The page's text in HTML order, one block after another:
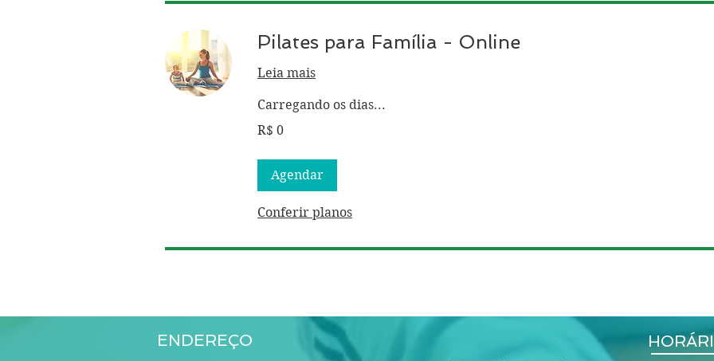
Pilates para Família - Online
Leia mais
Carregando os dias...
Real
R$ 0
Agendar
Conferir planos
ENDEREÇO